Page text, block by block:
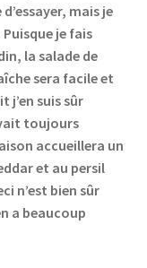
mais je
je fais
la salade de
sera facile et
j’en suis sûr
toujours
accueillera un
et au persil
n’est bien sûr
a beaucoup